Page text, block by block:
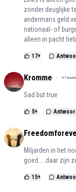
zonder deuglijke
andermans geld
nationaal- of
alleen in pacht
17+
Kromme 07
Sad but true
5+
Miljarden in het
goed.....daar zijn
15+